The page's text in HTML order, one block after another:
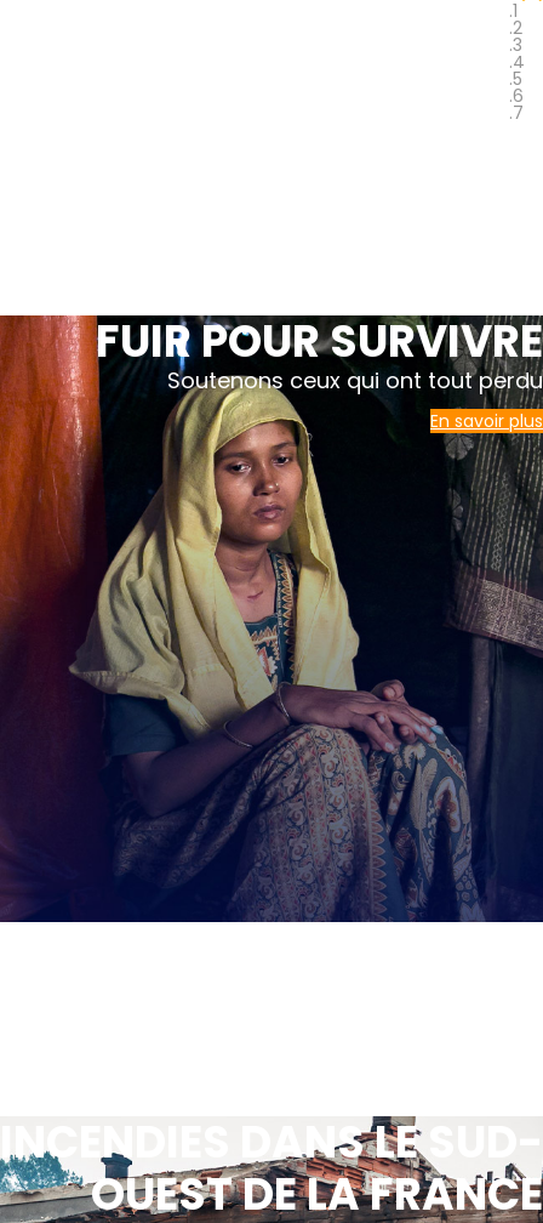
FUIR POUR SURVIVRE
Soutenons ceux qui ont tout perdu
En savoir plus
INCENDIES DANS LE SUD-
OUEST DE LA FRANCE